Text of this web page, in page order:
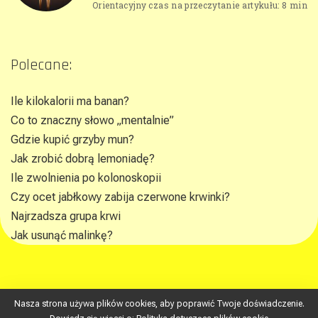
Orientacyjny czas na przeczytanie artykułu: 8 min
Polecane:
Ile kilokalorii ma banan?
Co to znaczny słowo „mentalnie”
Gdzie kupić grzyby mun?
Jak zrobić dobrą lemoniadę?
Ile zwolnienia po kolonoskopii
Czy ocet jabłkowy zabija czerwone krwinki?
Najrzadsza grupa krwi
Jak usunąć malinkę?
republikawiedzy.pl © gokin
Nasza strona używa plików cookies, aby poprawić Twoje doświadczenie.